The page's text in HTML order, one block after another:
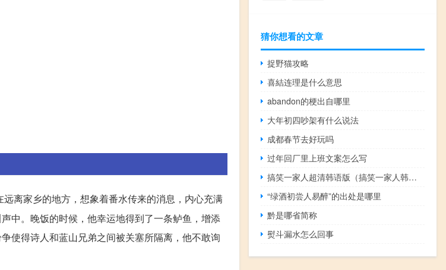
离家乡的地方，想象着番水传来的消息，内心充满
中。晚饭的时候，他幸运地得到了一条鲈鱼，增添
使得诗人和蓝山兄弟之间被关塞所隔离，他不敢询
猜你想看的文章
捉野猫攻略
喜結连理是什么意思
abandon的梗出自哪里
大年初四吵架有什么说法
成都春节去好玩吗
过年回厂里上班文案怎么写
搞笑一家人超清韩语版（搞笑一家人韩国版高清）
“绿酒初尝人易醉”的出处是哪里
黔是哪省简称
熨斗漏水怎么回事